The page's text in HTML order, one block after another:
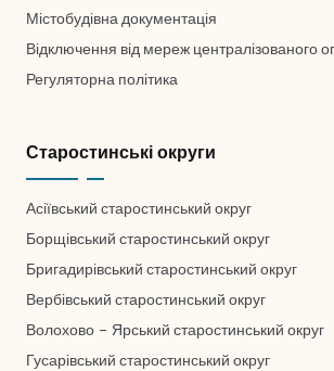
Містобудівна документація
Відключення від мереж централізованого
Регуляторна політика
Старостинські округи
Асіївський старостинський округ
Борщівський старостинський округ
Бригадирівський старостинський округ
Вербівський старостинський округ
Волохово – Ярський старостинський округ
Гусарівський старостинський округ